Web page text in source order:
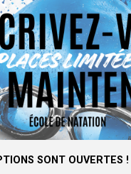
SONT OUVERTES !